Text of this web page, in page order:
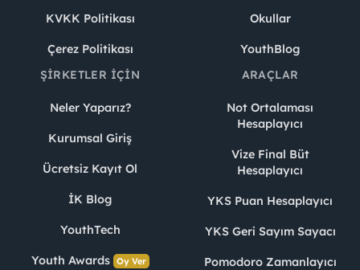
KVKK Politikası
Çerez Politikası
Okullar
YouthBlog
ŞIRKETLER İÇIN
Neler Yaparız?
Kurumsal Giriş
Ücretsiz Kayıt Ol
İK Blog
YouthTech
Youth Awards Oy Ver
ARAÇLAR
Not Ortalaması
Hesaplayıcı
Vize Final Büt
Hesaplayıcı
YKS Puan Hesaplayıcı
YKS Geri Sayım Sayacı
Pomodoro Zamanlayıcı